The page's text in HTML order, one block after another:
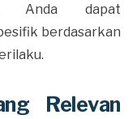
Anda dapat
berdasarkan
Relevan